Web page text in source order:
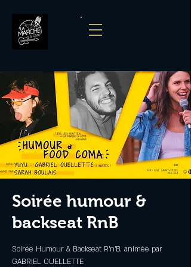
Soirée humour &
backseat RnB
Soirée Humour & Backseat R'n'B, animée par
GABRIEL OUELLETTE